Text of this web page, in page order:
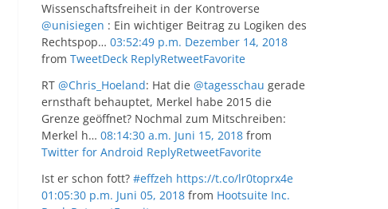
Wissenschaftsfreiheit in der Kontroverse
@unisiegen : Ein wichtiger Beitrag zu Logiken des
Rechtspop… 03:52:49 p.m. Dezember 14, 2018
from TweetDeck ReplyRetweetFavorite
RT @Chris_Hoeland: Hat die @tagesschau gerade
ernsthaft behauptet, Merkel habe 2015 die
Grenze geöffnet? Nochmal zum Mitschreiben:
Merkel h… 08:14:30 a.m. Juni 15, 2018 from
Twitter for Android ReplyRetweetFavorite
Ist er schon fott? #effzeh https://t.co/lr0toprx4e
01:05:30 p.m. Juni 05, 2018 from Hootsuite Inc.